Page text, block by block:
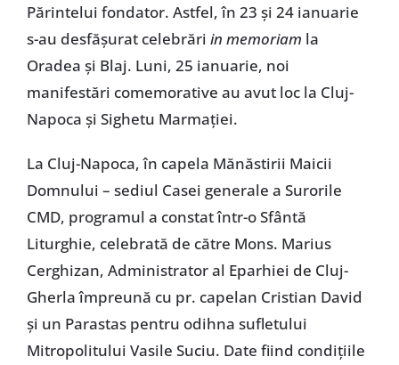
Părintelui fondator. Astfel, în 23 și 24 ianuarie
s-au desfășurat celebrări in memoriam la
Oradea și Blaj. Luni, 25 ianuarie, noi
manifestări comemorative au avut loc la Cluj-
Napoca și Sighetu Marmației.
La Cluj-Napoca, în capela Mănăstirii Maicii
Domnului – sediul Casei generale a Surorile
CMD, programul a constat într-o Sfântă
Liturghie, celebrată de către Mons. Marius
Cerghizan, Administrator al Eparhiei de Cluj-
Gherla împreună cu pr. capelan Cristian David
și un Parastas pentru odihna sufletului
Mitropolitului Vasile Suciu. Date fiind condițiile